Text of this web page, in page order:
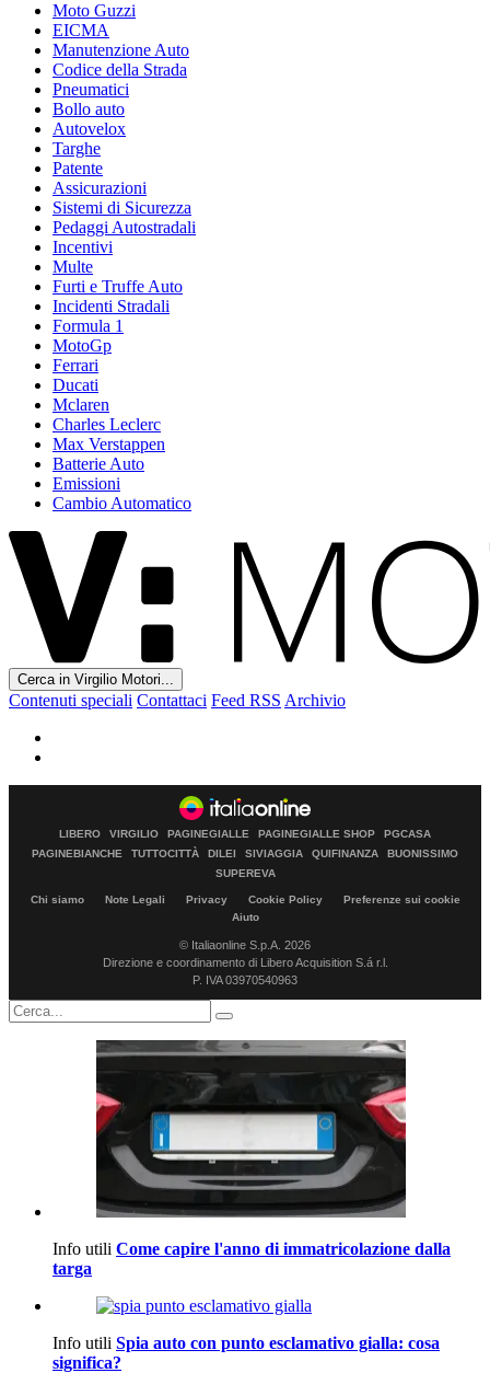
Moto Guzzi
EICMA
Manutenzione Auto
Codice della Strada
Pneumatici
Bollo auto
Autovelox
Targhe
Patente
Assicurazioni
Sistemi di Sicurezza
Pedaggi Autostradali
Incentivi
Multe
Furti e Truffe Auto
Incidenti Stradali
Formula 1
MotoGp
Ferrari
Ducati
Mclaren
Charles Leclerc
Max Verstappen
Batterie Auto
Emissioni
Cambio Automatico
Cerca in Virgilio Motori...
Contenuti speciali Contattaci Feed RSS Archivio
LIBERO VIRGILIO PAGINEGIALLE PAGINEGIALLE SHOP
PGCASA
PAGINEBIANCHE
TUTTOCITTÀ DILEI SIVIAGGIA QUIFINANZA
BUONISSIMO
SUPEREVA
Chi siamo Note Legali Privacy Cookie Policy
Preferenze sui cookie
Aiuto
© Italiaonline S.p.A. 2026
Direzione e coordinamento di Libero Acquisition S.á r.l.
P. IVA 03970540963
Info utili Come capire l'anno di immatricolazione dalla
targa
Info utili Spia auto con punto esclamativo gialla: cosa
significa?